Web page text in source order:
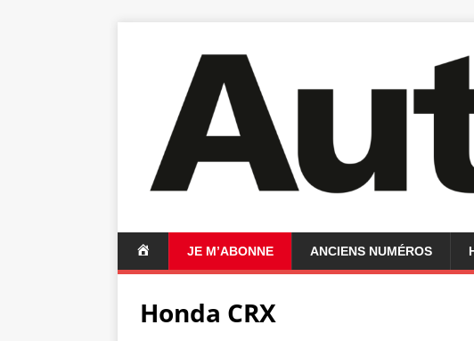
C
U
JE M’ABONNE ANCIENS NUMÉROS
Honda CRX